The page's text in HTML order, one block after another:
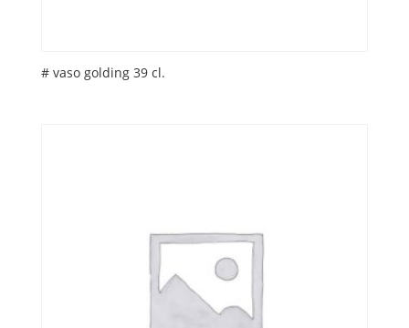
# vaso golding 39 cl.